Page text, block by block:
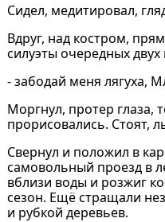
Сидел, медитировал,
Вдруг, над костром,
силуэты очередных
- забодай меня лягуха,
Моргнул, протер глаза,
прорисовались. Стоят,
Свернул и положил в
самовольный проезд в
вблизи воды и розжиг
сезон. Ещё стращали
и рубкой деревьев.